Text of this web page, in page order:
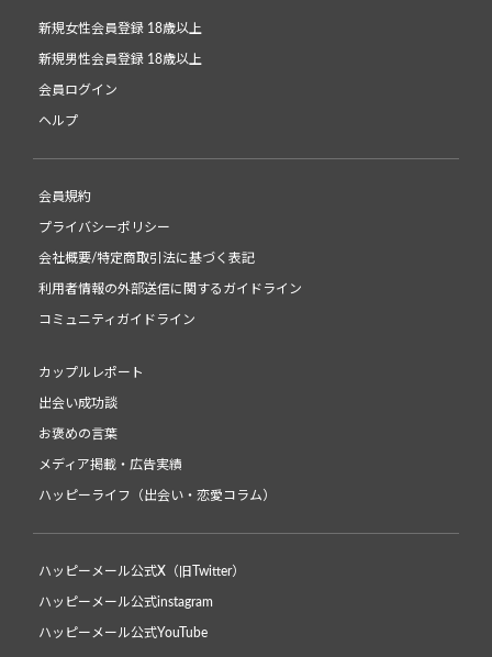
新規女性会員登録 18歳以上
新規男性会員登録 18歳以上
会員ログイン
ヘルプ
会員規約
プライバシーポリシー
会社概要/特定商取引法に基づく表記
利用者情報の外部送信に関するガイドライン
コミュニティガイドライン
カップルレポート
出会い成功談
お褒めの言葉
メディア掲載・広告実績
ハッピーライフ（出会い・恋愛コラム）
ハッピーメール公式X（旧Twitter）
ハッピーメール公式instagram
ハッピーメール公式YouTube